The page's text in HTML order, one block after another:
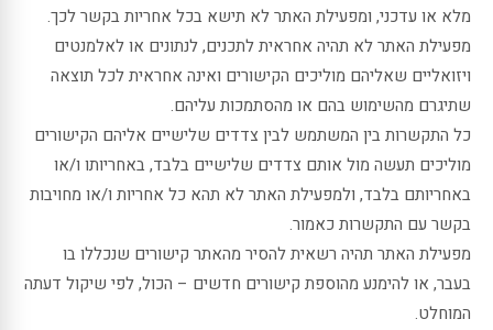
מלא או עדכני, ומפעילת האתר לא תישא בכל אחריות בקשר לכך.
מפעילת האתר לא תהיה אחראית לתכנים, לנתונים או לאלמנטים
ויזואליים שאליהם מוליכים הקישורים ואינה אחראית לכל תוצאה
שתיגרם מהשימוש בהם או מהסתמכות עליהם.
כל התקשרות בין המשתמש לבין צדדים שלישיים אליהם הקישורים
מוליכים תעשה מול אותם צדדים שלישיים בלבד, באחריותו ו/או
באחריותם בלבד, ולמפעילת האתר לא תהא כל אחריות ו/או מחויבות
בקשר עם התקשרות כאמור.
מפעילת האתר תהיה רשאית להסיר מהאתר קישורים שנכללו בו
בעבר, או להימנע מהוספת קישורים חדשים – הכול, לפי שיקול דעתה
המוחלט.